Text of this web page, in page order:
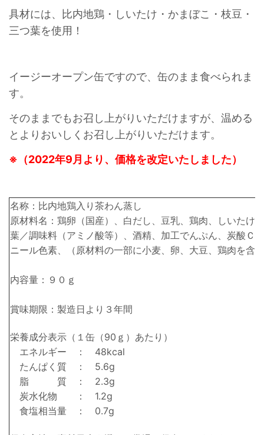
具材には、比内地鶏・しいたけ・かまぼこ・枝豆・
三つ葉を使用！
イージーオープン缶ですので、缶のまま食べられま
す。
そのままでもお召し上がりいただけますが、温める
とよりおいしくお召し上がりいただけます。
※ （2022年9月より、価格を改定いたしました）
名称：比内地鶏入り茶わん蒸し
原材料名：鶏卵（国産）、白だし、豆乳、鶏肉、しいたけ
葉／調味料（アミノ酸等）、酒精、加工でんぷん、炭酸Ｃ
ニール色素、（原材料の一部に小麦、卵、大豆、鶏肉を含
内容量：９０ｇ
賞味期限：製造日より３年間
栄養成分表示（１缶（90ｇ）あたり）
エネルギー ： 48kcal
たんぱく質 ： 5.6g
脂 質 ： 2.3g
炭水化物 ： 1.2g
食塩相当量 ： 0.7g